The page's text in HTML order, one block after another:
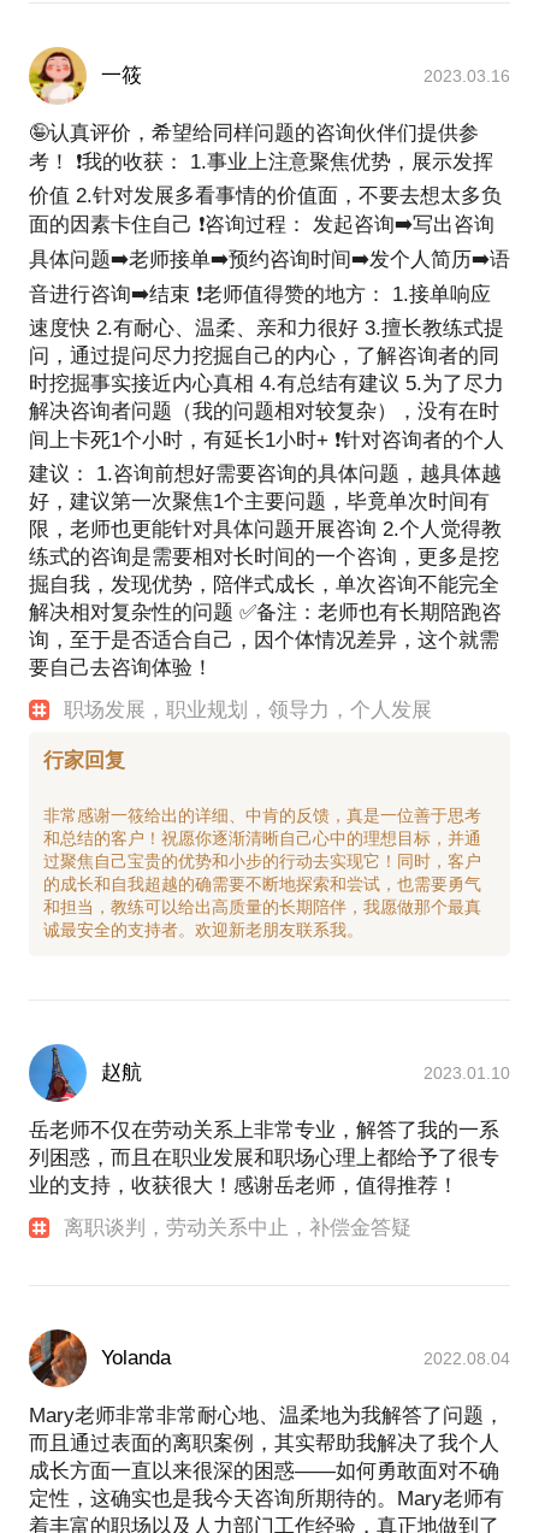
一筱 2023.03.16
🤪认真评价，希望给同样问题的咨询伙伴们提供参
考！ ❗️我的收获： 1.事业上注意聚焦优势，展示发挥
价值 2.针对发展多看事情的价值面，不要去想太多负
面的因素卡住自己 ❗️咨询过程： 发起咨询➡️写出咨询
具体问题➡️老师接单➡️预约咨询时间➡️发个人简历➡️语
音进行咨询➡️结束 ❗️老师值得赞的地方： 1.接单响应
速度快 2.有耐心、温柔、亲和力很好 3.擅长教练式提
问，通过提问尽力挖掘自己的内心，了解咨询者的同
时挖掘事实接近内心真相 4.有总结有建议 5.为了尽力
解决咨询者问题（我的问题相对较复杂），没有在时
间上卡死1个小时，有延长1小时+ ❗️针对咨询者的个人
建议： 1.咨询前想好需要咨询的具体问题，越具体越
好，建议第一次聚焦1个主要问题，毕竟单次时间有
限，老师也更能针对具体问题开展咨询 2.个人觉得教
练式的咨询是需要相对长时间的一个咨询，更多是挖
掘自我，发现优势，陪伴式成长，单次咨询不能完全
解决相对复杂性的问题 ✅备注：老师也有长期陪跑咨
询，至于是否适合自己，因个体情况差异，这个就需
要自己去咨询体验！
职场发展，职业规划，领导力，个人发展
行家回复
非常感谢一筱给出的详细、中肯的反馈，真是一位善于思考
和总结的客户！祝愿你逐渐清晰自己心中的理想目标，并通
过聚焦自己宝贵的优势和小步的行动去实现它！同时，客户
的成长和自我超越的确需要不断地探索和尝试，也需要勇气
和担当，教练可以给出高质量的长期陪伴，我愿做那个最真
赵航 2023.01.10
岳老师不仅在劳动关系上非常专业，解答了我的一系
列困惑，而且在职业发展和职场心理上都给予了很专
业的支持，收获很大！感谢岳老师，值得推荐！
离职谈判，劳动关系中止，补偿金答疑
Yolanda 2022.08.04
Mary老师非常非常耐心地、温柔地为我解答了问题，
而且通过表面的离职案例，其实帮助我解决了我个人
成长方面一直以来很深的困惑——如何勇敢面对不确
定性，这确实也是我今天咨询所期待的。Mary老师有
着丰富的职场以及人力部门工作经验，真正地做到了